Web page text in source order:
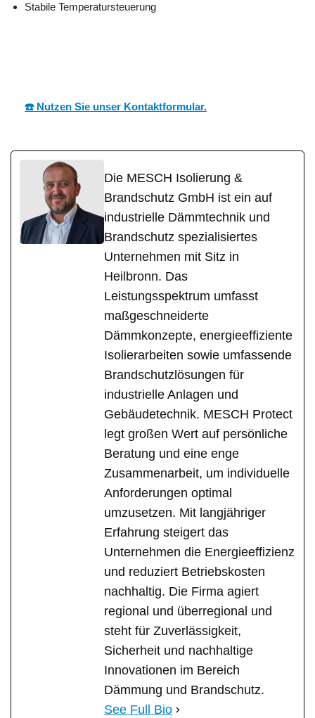
Stabile Temperatursteuerung
☎️ Nutzen Sie unser Kontaktformular.
Die MESCH Isolierung &
Brandschutz GmbH ist ein auf
industrielle Dämmtechnik und
Brandschutz spezialisiertes
Unternehmen mit Sitz in
Heilbronn. Das
Leistungsspektrum umfasst
maßgeschneiderte
Dämmkonzepte, energieeffiziente
Isolierarbeiten sowie umfassende
Brandschutzlösungen für
industrielle Anlagen und
Gebäudetechnik. MESCH Protect
legt großen Wert auf persönliche
Beratung und eine enge
Zusammenarbeit, um individuelle
Anforderungen optimal
umzusetzen. Mit langjähriger
Erfahrung steigert das
Unternehmen die Energieeffizienz
und reduziert Betriebskosten
nachhaltig. Die Firma agiert
regional und überregional und
steht für Zuverlässigkeit,
Sicherheit und nachhaltige
Innovationen im Bereich
Dämmung und Brandschutz.
See Full Bio